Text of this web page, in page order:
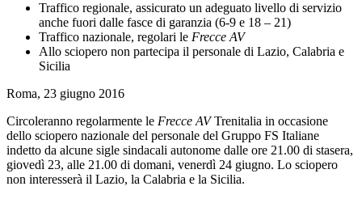
Traffico regionale, assicurato un adeguato livello di servizio
anche fuori dalle fasce di garanzia (6-9 e 18 – 21)
Traffico nazionale, regolari le Frecce AV
Allo sciopero non partecipa il personale di Lazio, Calabria e
Sicilia
Roma, 23 giugno 2016
Circoleranno regolarmente le Frecce AVTrenitalia in occasione
dello sciopero nazionale del personale del Gruppo FS Italiane
indetto da alcune sigle sindacali autonome dalle ore 21.00 di stasera,
giovedì 23, alle 21.00 di domani, venerdì 24 giugno. Lo sciopero
non interesserà il Lazio, la Calabria e la Sicilia.